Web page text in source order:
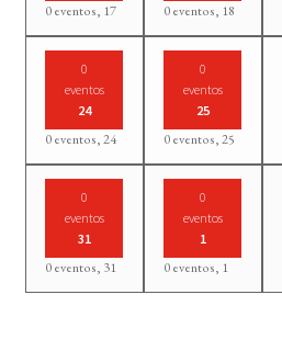
0 eventos, 17 0 eventos, 18
0
eventos
24
0 eventos,24
0
eventos
25
0 eventos,25
0
eventos
31
0 eventos, 31
0
eventos
1
0 eventos, 1